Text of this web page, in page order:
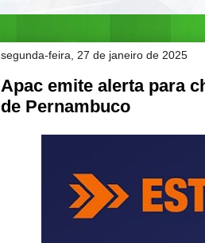
segunda-feira, 27 de janeiro de 2025
Apac emite alerta para
de Pernambuco